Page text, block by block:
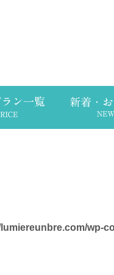
wp-